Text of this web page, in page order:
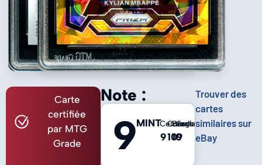
Carte
certifiée
par MTG
Grade
Note :
9MINTCentrage
9
Coins
10
Bords
10
Surface
9
Trouver des
cartes
similaires sur
eBay